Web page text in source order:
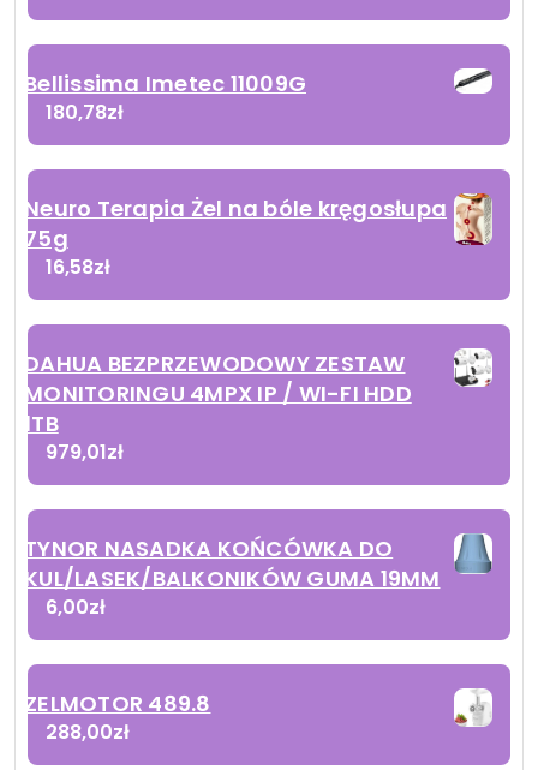
Bellissima Imetec 11009G
180,78zł
Neuro Terapia Żel na bóle kręgosłupa
75g
16,58zł
DAHUA BEZPRZEWODOWY ZESTAW
MONITORINGU 4MPX IP / WI-FI HDD
1TB
979,01zł
TYNOR NASADKA KOŃCÓWKA DO
KUL/LASEK/BALKONIKÓW GUMA 19MM
6,00zł
ZELMOTOR 489.8
288,00zł